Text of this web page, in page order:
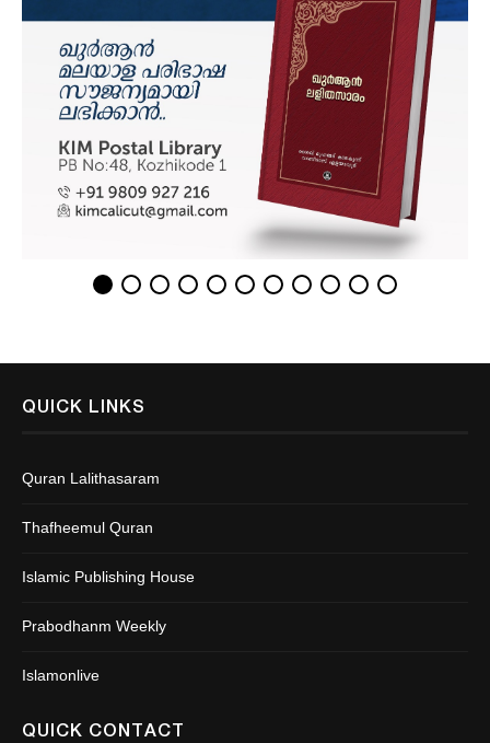
QUICK LINKS
Quran Lalithasaram
Thafheemul Quran
Islamic Publishing House
Prabodhanm Weekly
Islamonlive
QUICK CONTACT